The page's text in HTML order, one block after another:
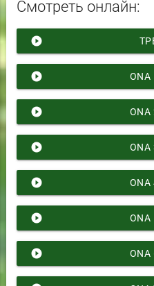
Смотреть онлайн:
play_circle_filled
play_circle_filled
play_circle_filled
play_circle_filled
play_circle_filled
play_circle_filled
play_circle_filled